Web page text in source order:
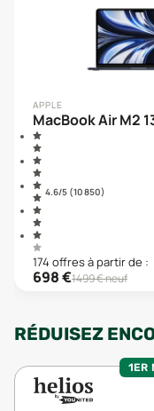
APPLE
MacBook Air M2
4.6/5 (10 850)
174 offresà partir de :
698€1499€ neuf
RÉDUISEZ
1ER